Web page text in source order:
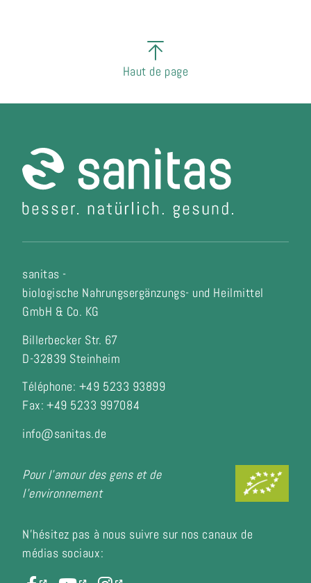
Haut de page
sanitas -
biologische Nahrungsergänzungs- und Heilmittel
GmbH & Co. KG
Billerbecker Str. 67
D-32839 Steinheim
Téléphone: +49 5233 93899
Fax: +49 5233 997084
info@sanitas.de
Pour l'amour des gens et de
l'environnement
N'hésitez pas à nous suivre sur nos canaux de
médias sociaux: